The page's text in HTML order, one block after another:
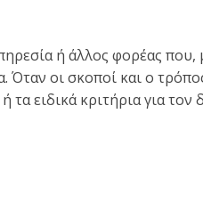
ή άλλος φορέας
οι σκοποί και ο
ειδικά κριτήρια για